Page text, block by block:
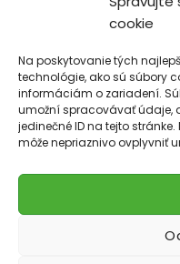
cookie
Na poskytovanie tých
technológie, ako sú súbory
informáciám o zariadení.
umožní spracovávať údaje,
jedinečné ID na tejto
môže nepriaznivo ovplyvniť